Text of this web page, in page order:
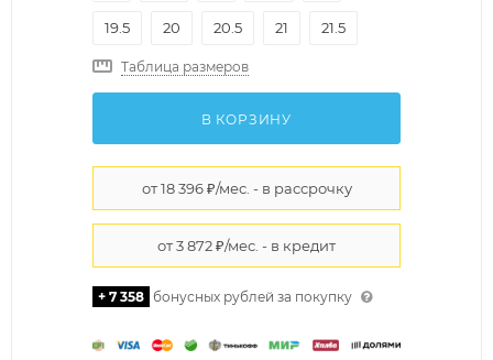
19.5 20 20.5 21 21.5
Таблица размеров
В КОРЗИНУ
+ 7 358 бонусных рублей за покупку